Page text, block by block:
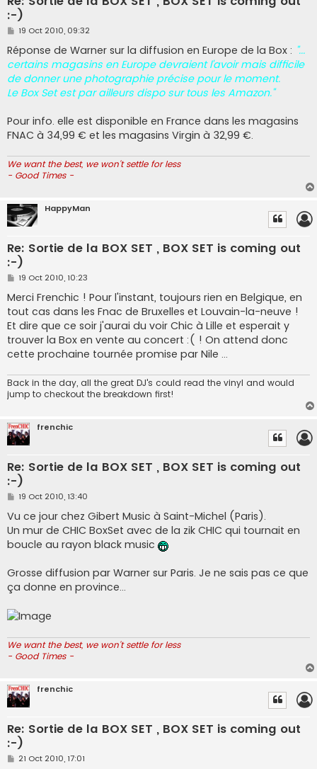
:-)
P
s
t
19 Oct 2010, 09:32
Réponse de Warner sur la diffusion en Europe de la Box : "...
certains magasins en Europe devraient l'avoir mais difficile
de donner une photographie précise pour le moment.
Le Box Set est par ailleurs dispo sur tous les Amazon."
Pour info. elle est disponible en France dans les magasins
FNAC à 34,99 € et les magasins Virgin à 32,99 €.
We want the best, we won't settle for less
- Good Times -
HappyMan
Re: Sortie de la BOX SET , BOX SET is coming out
:-)
P
s
t
19 Oct 2010, 10:23
Merci Frenchic ! Pour l'instant, toujours rien en Belgique, en
tout cas dans les Fnac de Bruxelles et Louvain-la-neuve !
Et dire que ce soir j'aurai du voir Chic à Lille et esperait y
trouver la Box en vente au concert :( ! On attend donc
cette prochaine tournée promise par Nile ...
Back in the day, all the great DJ's could read the vinyl and would
jump to checkout the breakdown first!
frenchic
Re: Sortie de la BOX SET , BOX SET is coming out
:-)
P
s
t
19 Oct 2010, 13:40
Vu ce jour chez Gibert Music à Saint-Michel (Paris).
Un mur de CHIC BoxSet avec de la zik CHIC qui tournait en
boucle au rayon black music
Grosse diffusion par Warner sur Paris. Je ne sais pas ce que
ça donne en province...
We want the best, we won't settle for less
- Good Times -
frenchic
Re: Sortie de la BOX SET , BOX SET is coming out
:-)
P21 Oct 2010, 17:01